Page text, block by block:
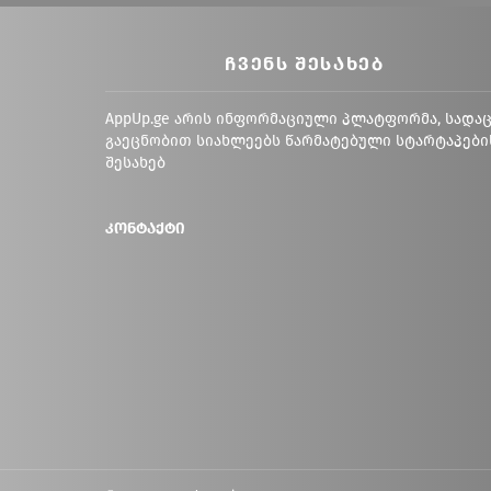
ᲩᲕᲔᲜᲡ ᲨᲔᲡᲐᲮᲔᲑ
AppUp.ge არის ინფორმაციული პლატფორმა, სადაც
გაეცნობით სიახლეებს წარმატებული
შესახებ
კონტაქტი